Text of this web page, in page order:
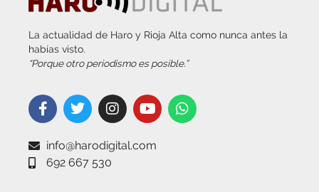
La actualidad de Haro y Rioja Alta como nunca antes la
habías visto.
“Porque otro periodismo es posible.”
info@harodigital.com
692 667 530